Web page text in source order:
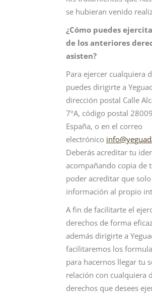
se hubieran venido
¿Cómo puedes
de los anteriores
asisten?
Para ejercer cualquiera
puedes dirigirte a
dirección postal Calle
7ºA, código postal
España, o en el correo
electrónico
Deberás acreditar tu
acompañando copia de
poder acreditar que
información al propio
A fin de facilitarte el
derechos de forma
además dirigirte a
facilitaremos los
para hacernos llegar tu
relación con cualquiera
derechos que desees